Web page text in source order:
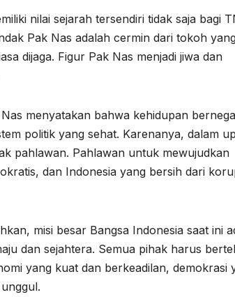
nilai sejarah tersendiri tidak saja bagi
Pak Nas adalah cermin dari tokoh
dijaga. Figur Pak Nas menjadi jiwa dan
menyatakan bahwa kehidupan
politik yang sehat. Karenanya, dalam
pahlawan. Pahlawan untuk mewujudkan
dan Indonesia yang bersih dari
misi besar Bangsa Indonesia saat ini
dan sejahtera. Semua pihak harus
yang kuat dan berkeadilan, demokrasi